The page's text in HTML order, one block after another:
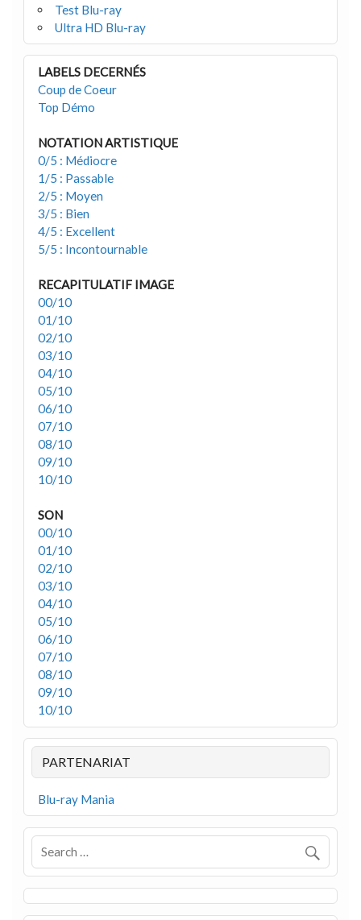
Test Blu-ray
Ultra HD Blu-ray
LABELS DECERNÉS
Coup de Coeur
Top Démo
NOTATION ARTISTIQUE
0/5 : Médiocre
1/5 : Passable
2/5 : Moyen
3/5 : Bien
4/5 : Excellent
5/5 : Incontournable
RECAPITULATIF IMAGE
00/10
01/10
02/10
03/10
04/10
05/10
06/10
07/10
08/10
09/10
10/10
SON
00/10
01/10
02/10
03/10
04/10
05/10
06/10
07/10
08/10
09/10
10/10
PARTENARIAT
Blu-ray Mania